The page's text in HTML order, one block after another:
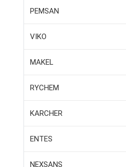
PEMSAN
VIKO
MAKEL
RYCHEM
KARCHER
ENTES
NEXSANS